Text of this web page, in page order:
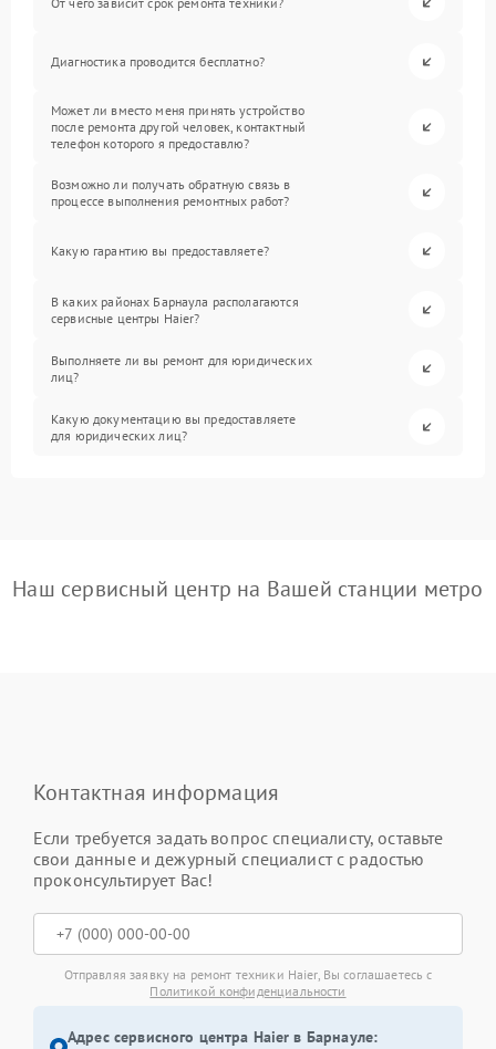
Диагностика проводится бесплатно?
Может ли вместо меня принять устройство
после ремонта другой человек, контактный
телефон которого я предоставлю?
Возможно ли получать обратную связь в
процессе выполнения ремонтных работ?
Какую гарантию вы предоставляете?
В каких районах Барнаула располагаются
сервисные центры Haier?
Выполняете ли вы ремонт для юридических
лиц?
Какую документацию вы предоставляете
для юридических лиц?
Наш сервисный центр на Вашей станции метро
Контактная информация
Если требуется задать вопрос специалисту, оставьте
свои данные и дежурный специалист с радостью
проконсультирует Вас!
Отправляя заявку на ремонт техники Haier, Вы соглашаетесь с
Политикой конфиденциальности
Адрес сервисного центра Haier в Барнауле: